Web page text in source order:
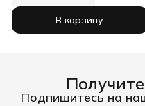
В корзину
Подпишитесь на